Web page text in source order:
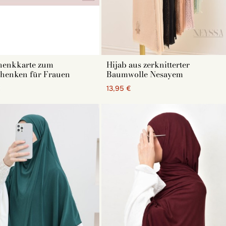
einen schicken und eleganten Look. Diese luxuriöse
die sich eine Hijab wünschen, die praktisch zum
Farben erhältlich, darunter Schwarz, Weiß,
und ideal für den Alltag. In Maxigröße oder klassischer
den Klassikern Schwarz und Weiß über das zeitlose
Farben.
Sein blickdichter, bequemer, elastischer und
Farbe ist schwarz, dicht gefolgt von anthrazit und
zum
für Frauen
Hijab aus zerknitterter
Baumwolle Nesayem
13,95 €